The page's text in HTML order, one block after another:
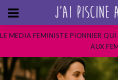
LE MEDIA FEMINISTE PIONNIER QUI
AUX